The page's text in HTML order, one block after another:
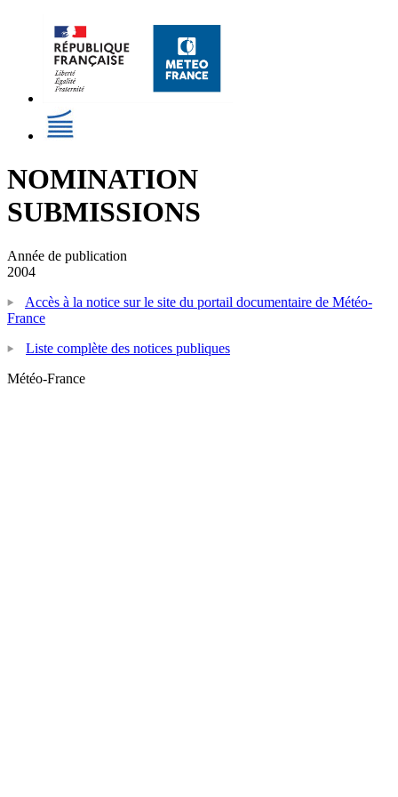
NOMINATION
SUBMISSIONS
Année de publication
2004
Accès à la notice sur le site du portail documentaire de Météo-
France
Liste complète des notices publiques
Météo-France